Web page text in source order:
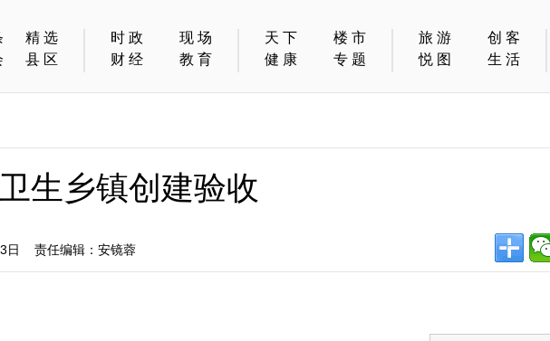
精选
县区
时政
现场
财经
教育
天下
楼市
健康
专题
旅游
创客
悦图
生活
生乡镇创建验收
日 责任编辑：安镜蓉